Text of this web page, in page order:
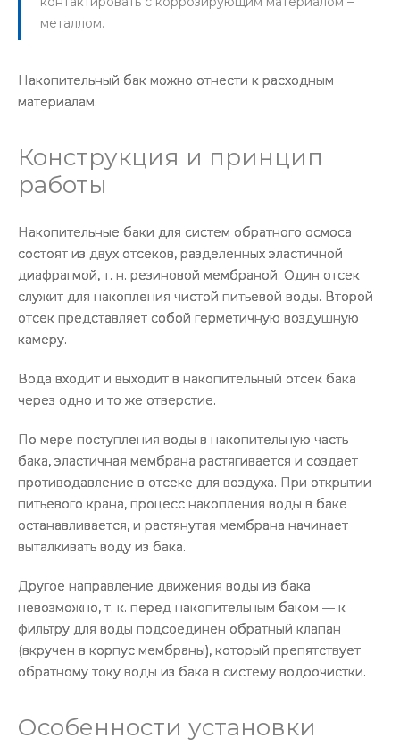
металлом.
Накопительный бак можно отнести к расходным
материалам.
Конструкция и принцип
работы
Накопительные баки для систем обратного осмоса
состоят из двух отсеков, разделенных эластичной
диафрагмой, т. н. резиновой мембраной. Один отсек
служит для накопления чистой питьевой воды. Второй
отсек представляет собой герметичную воздушную
камеру.
Вода входит и выходит в накопительный отсек бака
через одно и то же отверстие.
По мере поступления воды в накопительную часть
бака, эластичная мембрана растягивается и создает
противодавление в отсеке для воздуха. При открытии
питьевого крана, процесс накопления воды в баке
останавливается, и растянутая мембрана начинает
выталкивать воду из бака.
Другое направление движения воды из бака
невозможно, т. к. перед накопительным баком — к
фильтру для воды подсоединен обратный клапан
(вкручен в корпус мембраны), который препятствует
обратному току воды из бака в систему водоочистки.
Особенности установки